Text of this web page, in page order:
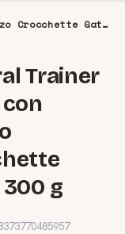
Natural Trainer Adult con Manzo Crocchette Gatto 300 g
Trainer
g